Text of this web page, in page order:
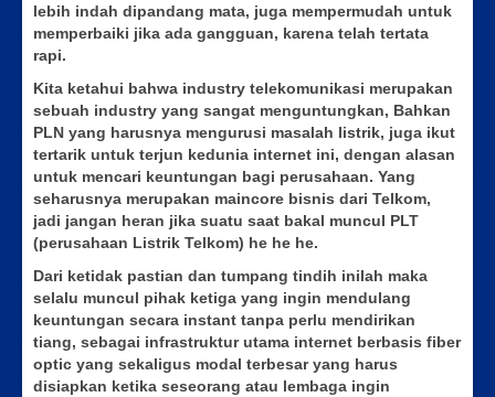
lebih indah dipandang mata, juga mempermudah untuk
memperbaiki jika ada gangguan, karena telah tertata
rapi.
Kita ketahui bahwa industry telekomunikasi merupakan
sebuah industry yang sangat menguntungkan, Bahkan
PLN yang harusnya mengurusi masalah listrik, juga ikut
tertarik untuk terjun kedunia internet ini, dengan alasan
untuk mencari keuntungan bagi perusahaan. Yang
seharusnya merupakan maincore bisnis dari Telkom,
jadi jangan heran jika suatu saat bakal muncul PLT
(perusahaan Listrik Telkom) he he he.
Dari ketidak pastian dan tumpang tindih inilah maka
selalu muncul pihak ketiga yang ingin mendulang
keuntungan secara instant tanpa perlu mendirikan
tiang, sebagai infrastruktur utama internet berbasis fiber
optic yang sekaligus modal terbesar yang harus
disiapkan ketika seseorang atau lembaga ingin